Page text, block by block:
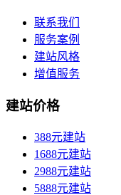
联系我们
服务案例
建站风格
增值服务
建站价格
388元建站
1688元建站
2988元建站
5888元建站